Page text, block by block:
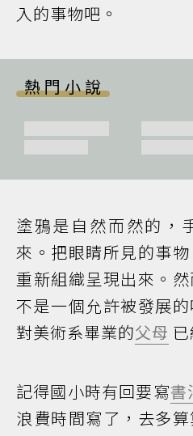
入的事物吧。
熱門小說
塗鴉是自然而然的，
來。把眼睛所見的事
重新組織呈現出來。
不是一個允許被發展
對美術系畢業的父母
記得國小時有回要寫書
浪費時間寫了，去多